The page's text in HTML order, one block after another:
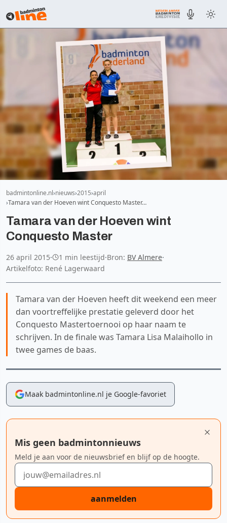
badmintonline.nl nieuws 2015 april
Tamara van der Hoeven wint Conquesto Master…
Tamara van der Hoeven wint
Conquesto Master
26 april 2015· 1 min leestijd·Bron: BV Almere·
Artikelfoto: René Lagerwaard
Tamara van der Hoeven heeft dit weekend een meer
dan voortreffelijke prestatie geleverd door het
Conquesto Mastertoernooi op haar naam te
schrijven. In de finale was Tamara Lisa Malaihollo in
twee games de baas.
Maak badmintonline.nl je Google-favoriet
Mis geen badmintonnieuws
Meld je aan voor de nieuwsbrief en blijf op de hoogte.
E-mailadres
aanmelden